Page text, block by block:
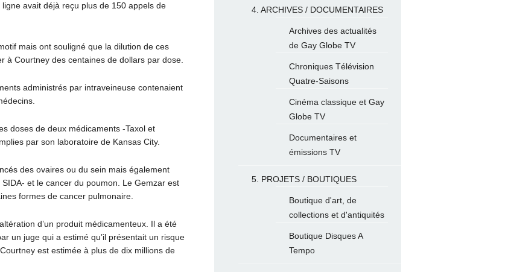
avait déjà reçu plus de 150 appels de
mais ont souligné que la dilution de ces
à Courtney des centaines de dollars par dose.
administrés par intraveineuse contenaient
doses de deux médicaments -Taxol et
par son laboratoire de Kansas City.
des ovaires ou du sein mais également
et le cancer du poumon. Le Gemzar est
formes de cancer pulmonaire.
d’un produit médicamenteux. Il a été
un juge qui a estimé qu’il présentait un risque
est estimée à plus de dix millions de
4. ARCHIVES / DOCUMENTAIRES
Archives des actualités
de Gay Globe TV
Chroniques Télévision
Quatre-Saisons
Cinéma classique et Gay
Globe TV
Documentaires et
émissions TV
5. PROJETS / BOUTIQUES
Boutique d'art, de
collections et d'antiquités
Boutique Disques A
Tempo